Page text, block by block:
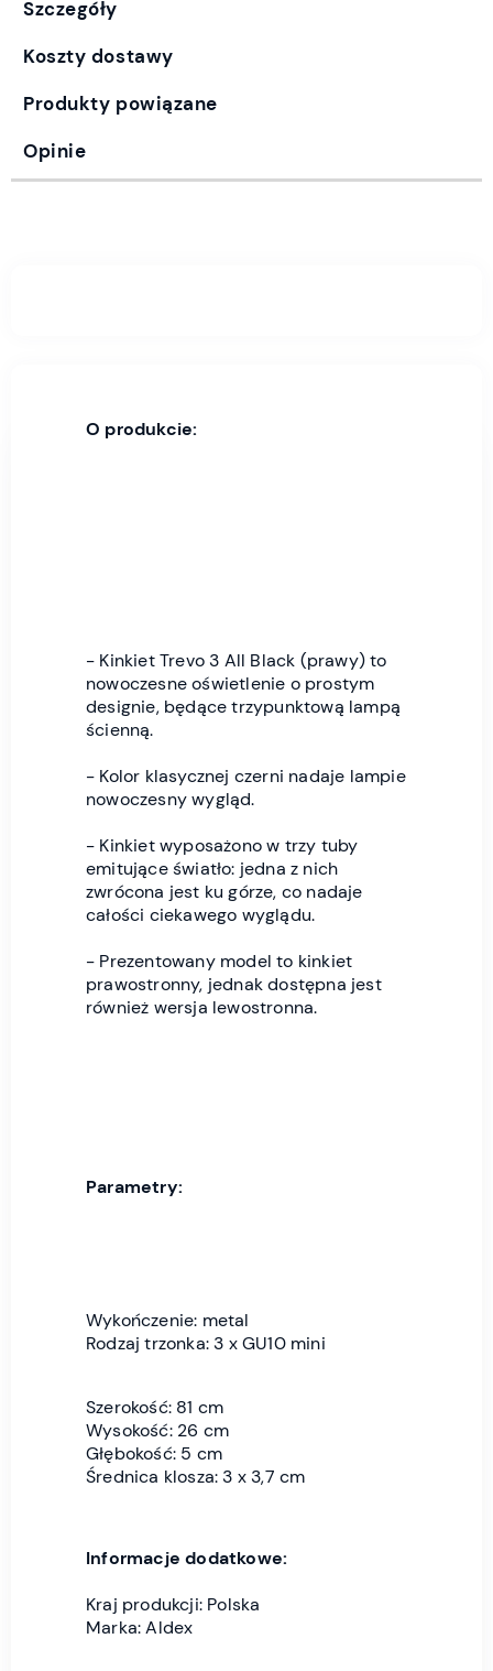
Szczegóły
Koszty dostawy
Produkty powiązane
Opinie
O produkcie:
- Kinkiet Trevo 3 All Black (prawy) to
nowoczesne oświetlenie o prostym
designie, będące trzypunktową lampą
ścienną.
- Kolor klasycznej czerni nadaje lampie
nowoczesny wygląd.
- Kinkiet wyposażono w trzy tuby
emitujące światło: jedna z nich
zwrócona jest ku górze, co nadaje
całości ciekawego wyglądu.
- Prezentowany model to kinkiet
prawostronny, jednak dostępna jest
również wersja lewostronna.
Parametry:
Wykończenie: metal
Rodzaj trzonka: 3 x GU10 mini
Szerokość: 81 cm
Wysokość: 26 cm
Głębokość: 5 cm
Średnica klosza: 3 x 3,7 cm
Informacje dodatkowe:
Kraj produkcji: Polska
Marka: Aldex